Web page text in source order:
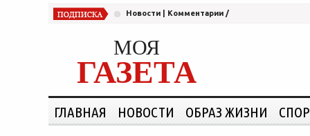
Новости Комментарии /
МОЯ
ГАЗЕТА
ГЛАВНАЯ НОВОСТИ ОБРАЗ ЖИЗНИ